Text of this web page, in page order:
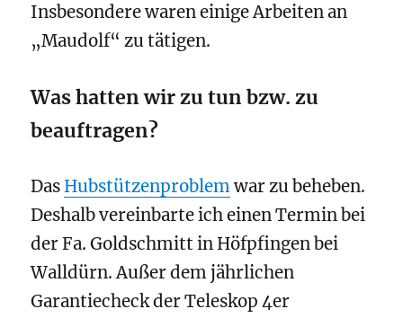
Insbesondere waren einige Arbeiten an
„Maudolf“ zu tätigen.
Was hatten wir zu tun bzw. zu
beauftragen?
Das Hubstützenproblemwar zu beheben.
Deshalb vereinbarte ich einen Termin bei
der Fa. Goldschmitt in Höfpfingen bei
Walldürn. Außer dem jährlichen
Garantiecheck der Teleskop 4er